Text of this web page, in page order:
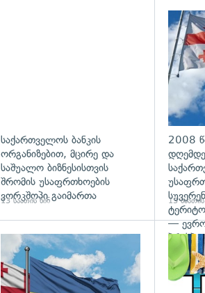
საქართველოს ბანკის
ორგანიზებით, მცირე და
საშუალო ბიზნესისთვის
შრომის უსაფრთხოების
ვორკშოპი გაიმართა
13 საათის წინ
2008
—
13 საათის
გადახედვა